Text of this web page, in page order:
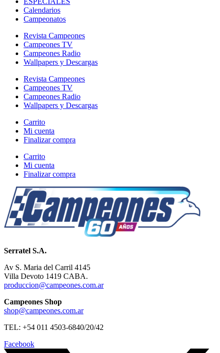
Calendarios
Campeonatos
Revista Campeones
Campeones TV
Campeones Radio
Wallpapers y Descargas
Revista Campeones
Campeones TV
Campeones Radio
Wallpapers y Descargas
Carrito
Mi cuenta
Finalizar compra
Carrito
Mi cuenta
Finalizar compra
Serratel S.A.
Av S. Maria del Carril 4145
Villa Devoto 1419 CABA.
produccion@campeones.com.ar
Campeones Shop
shop@campeones.com.ar
TEL: +54 011 4503-6840/20/42
Facebook